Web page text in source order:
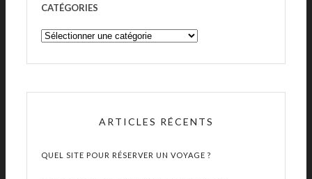
CATÉGORIES
ARTICLES RÉCENTS
QUEL SITE POUR RÉSERVER UN VOYAGE ?